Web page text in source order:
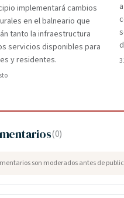
implementará cambios
en el balneario que
tanto la infraestructura
servicios disponibles para
y residentes.
(0)
son moderados antes de